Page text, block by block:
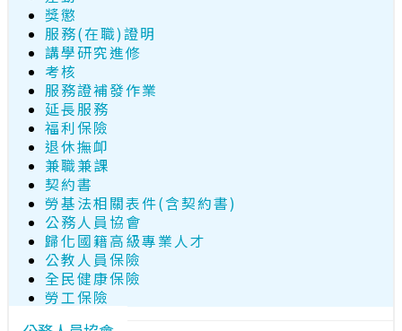
獎懲
服務(在職)證明
講學研究進修
考核
服務證補發作業
延長服務
福利保險
退休撫卹
兼職兼課
契約書
勞基法相關表件(含契約書)
公務人員協會
歸化國籍高級專業人才
公教人員保險
全民健康保險
勞工保險